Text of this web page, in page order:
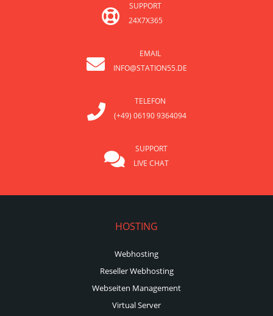
SUPPORT
24X7X365
EMAIL
INFO@STATION55.DE
TELEFON
(+49) 06190 9364094
SUPPORT
LIVE CHAT
HOSTING
Webhosting
Reseller Webhosting
Webseiten Management
Virtual Server